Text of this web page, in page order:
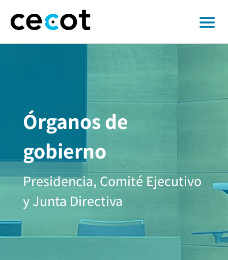
Órganos de
gobierno
Presidencia, Comité Ejecutivo
y Junta Directiva